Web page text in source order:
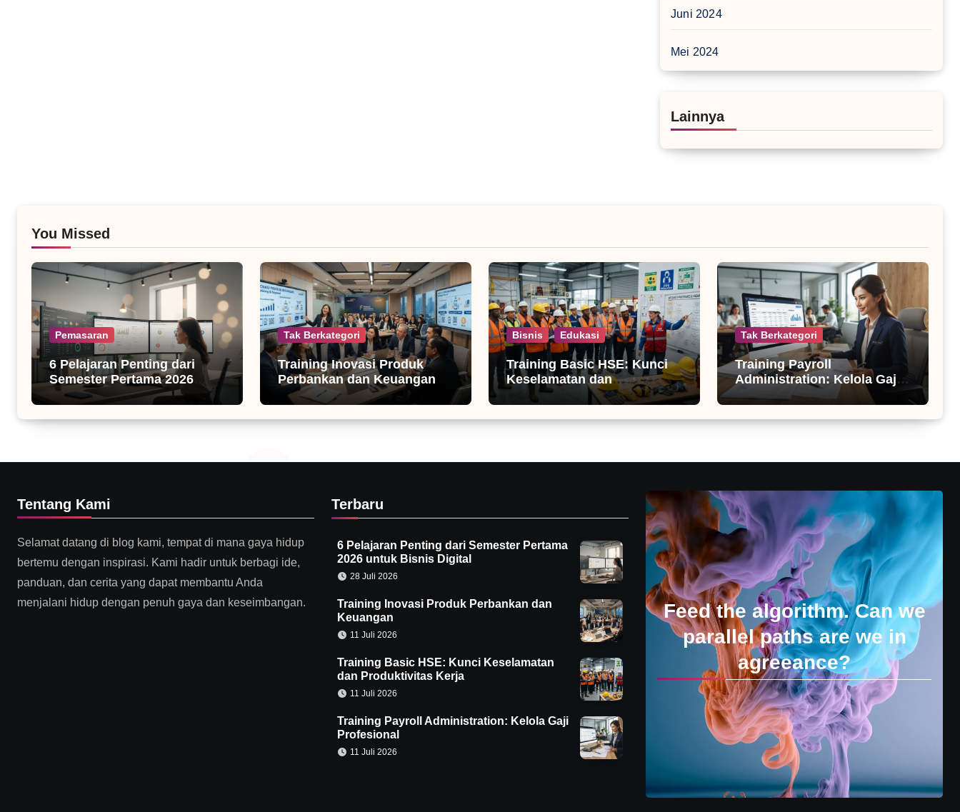
Juni 2024
Mei 2024
Lainnya
You Missed
Pemasaran
6 Pelajaran Penting dari
Semester Pertama 2026
untuk Bisnis Digital
Tak Berkategori
Training Inovasi Produk
Perbankan dan Keuangan
Bisnis Edukasi
Training Basic HSE: Kunci
Keselamatan dan
Produktivitas Kerja
Tak Berkategori
Training Payroll
Administration: Kelola Gaji
Profesional
Tentang Kami
Selamat datang di blog kami, tempat di mana gaya hidup
bertemu dengan inspirasi. Kami hadir untuk berbagi ide,
panduan, dan cerita yang dapat membantu Anda
menjalani hidup dengan penuh gaya dan keseimbangan.
Terbaru
6 Pelajaran Penting dari Semester Pertama
2026 untuk Bisnis Digital
28 Juli 2026
Training Inovasi Produk Perbankan dan
Keuangan
11 Juli 2026
Training Basic HSE: Kunci Keselamatan
dan Produktivitas Kerja
11 Juli 2026
Training Payroll Administration: Kelola Gaji
Profesional
11 Juli 2026
Feed the algorithm. Can we
parallel paths are we in
agreeance?